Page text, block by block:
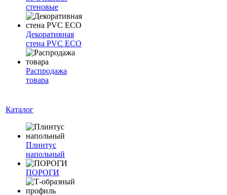
стеновые
Декоративная
стена PVC ECO
Распродажа
товара
Каталог
Плинтус
напольный
ПОРОГИ